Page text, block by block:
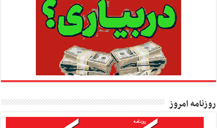
روزنامه امروز